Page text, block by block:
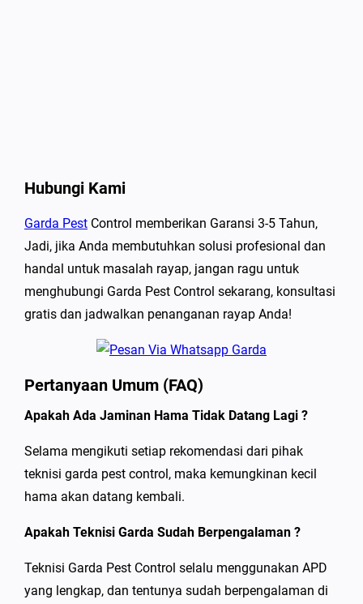
Hubungi Kami
Garda Pest Control memberikan Garansi 3-5 Tahun,
Jadi, jika Anda membutuhkan solusi profesional dan
handal untuk masalah rayap, jangan ragu untuk
menghubungi Garda Pest Control sekarang, konsultasi
gratis dan jadwalkan penanganan rayap Anda!
Pertanyaan Umum (FAQ)
Apakah Ada Jaminan Hama Tidak Datang Lagi ?
Selama mengikuti setiap rekomendasi dari pihak
teknisi garda pest control, maka kemungkinan kecil
hama akan datang kembali.
Apakah Teknisi Garda Sudah Berpengalaman ?
Teknisi Garda Pest Control selalu menggunakan APD
yang lengkap, dan tentunya sudah berpengalaman di